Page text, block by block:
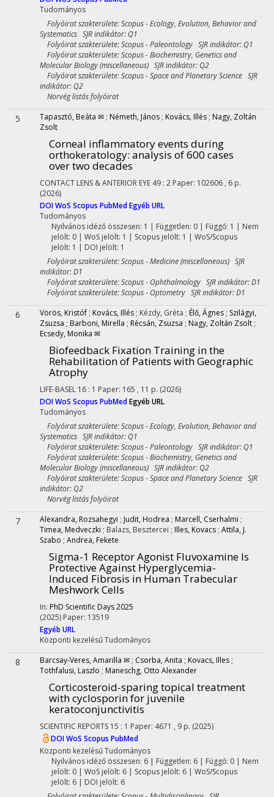
Tudományos
Folyóirat szakterülete: Scopus - Ecology, Evolution, Behavior and
Systematics SJR indikátor: Q1
Folyóirat szakterülete: Scopus - Paleontology SJR indikátor: Q1
Folyóirat szakterülete: Scopus - Biochemistry, Genetics and
Molecular Biology (miscellaneous) SJR indikátor: Q2
Folyóirat szakterülete: Scopus - Space and Planetary Science SJR
indikátor: Q2
Norvég listás folyóirat
5 Tapasztó, Beáta ✉ ; Németh, János ; Kovács, Illés ; Nagy, Zoltán
Zsolt
Corneal inflammatory events during
orthokeratology: analysis of 600 cases
over two decades
CONTACT LENS & ANTERIOR EYE 49 : 2 Paper: 102606 , 6 p.
(2026)
DOIWoS Scopus PubMedEgyéb URL
Tudományos
Nyilvános idéző összesen: 1 | Független: 0 | Függő: 1 | Nem
jelölt: 0 | WoS jelölt: 1 | Scopus jelölt: 1 | WoS/Scopus
jelölt: 1 | DOI jelölt: 1
Folyóirat szakterülete: Scopus - Medicine (miscellaneous) SJR
indikátor: D1
Folyóirat szakterülete: Scopus - Ophthalmology SJR indikátor: D1
Folyóirat szakterülete: Scopus - Optometry SJR indikátor: D1
6 Vörös, Kristóf ; Kovács, Illés ; Kézdy, Gréta ; Élő, Ágnes ; Szilágyi,
Zsuzsa ; Barboni, Mirella ; Récsán, Zsuzsa ; Nagy, Zoltán Zsolt ;
Ecsedy, Monika ✉
Biofeedback Fixation Training in the
Rehabilitation of Patients with Geographic
Atrophy
LIFE-BASEL 16 : 1 Paper: 165 , 11 p. (2026)
DOIWoS Scopus PubMedEgyéb URL
Tudományos
Folyóirat szakterülete: Scopus - Ecology, Evolution, Behavior and
Systematics SJR indikátor: Q1
Folyóirat szakterülete: Scopus - Paleontology SJR indikátor: Q1
Folyóirat szakterülete: Scopus - Biochemistry, Genetics and
Molecular Biology (miscellaneous) SJR indikátor: Q2
Folyóirat szakterülete: Scopus - Space and Planetary Science SJR
indikátor: Q2
Norvég listás folyóirat
7 Alexandra, Rozsahegyi ; Judit, Hodrea ; Marcell, Cserhalmi ;
Timea, Medveczki ; Balazs, Besztercei ; Illes, Kovacs ; Attila, J.
Szabo ; Andrea, Fekete
Sigma-1 Receptor Agonist Fluvoxamine Is
Protective Against Hyperglycemia-
Induced Fibrosis in Human Trabecular
Meshwork Cells
In: PhD Scientific Days 2025
(2025) Paper: 13519
Egyéb URL
Központi kezelésűTudományos
8 Barcsay-Veres, Amarilla ✉ ; Csorba, Anita ; Kovacs, Illes ;
Tothfalusi, Laszlo ; Maneschg, Otto Alexander
Corticosteroid-sparing topical treatment
with cyclosporin for juvenile
keratoconjunctivitis
SCIENTIFIC REPORTS 15 : 1 Paper: 4671 , 9 p. (2025)
DOIWoS Scopus PubMed
Központi kezelésűTudományos
Nyilvános idéző összesen: 6| Független: 6 | Függő: 0 | Nem
jelölt: 0 | WoS jelölt: 6 | Scopus jelölt: 6 | WoS/Scopus
jelölt: 6 | DOI jelölt: 6